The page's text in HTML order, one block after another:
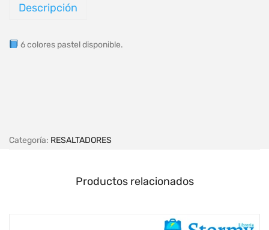
Descripción
6 colores pastel disponible.
Categoría: RESALTADORES
Productos relacionados